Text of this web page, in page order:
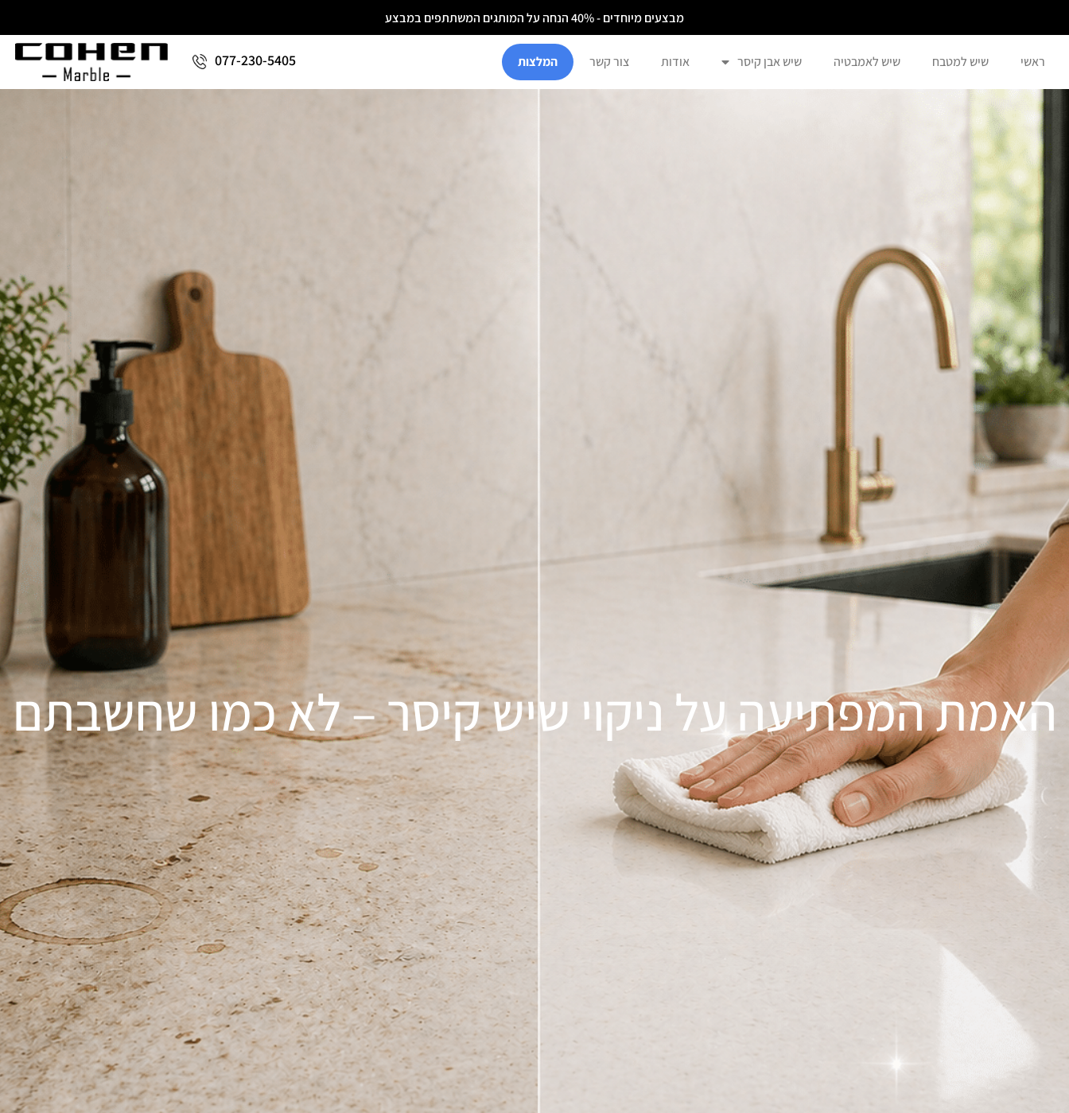
מבצעים מיוחדים - 40% הנחה על המותגים המשתתפים במבצע
ראשי שיש למטבח שיש לאמבטיה שיש אבן קיסר אודות צור קשר המלצות 077-230-5405
האמת המפתיעה על ניקוי שיש קיסר – לא כמו שחשבתם